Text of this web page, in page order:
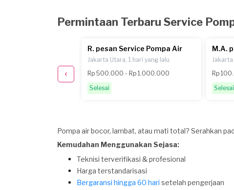
Permintaan Terbaru Service
R. pesan Service Pompa Air
Jakarta Utara, 1 hari yang lalu
Rp 500.000 - Rp 1.000.000
Selesai
M.A.
Jakarta
Rp
Selesai
Pompa air bocor, lambat, atau mati total? Serahkan
Kemudahan Menggunakan Sejasa:
Teknisi terverifikasi & profesional
Harga terstandarisasi
Bergaransi hingga 60 hari setelah pengerjaan